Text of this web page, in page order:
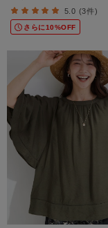
5.0 (3件)
さらに10%OFF